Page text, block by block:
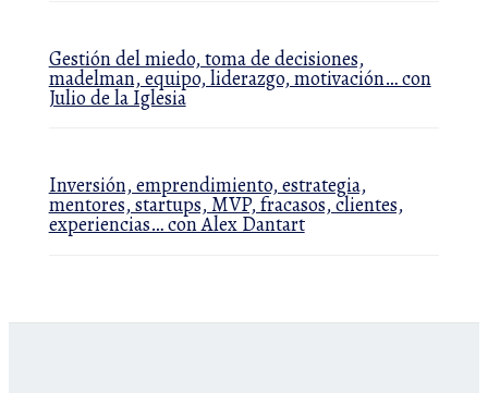
Gestión del miedo, toma de decisiones,
madelman, equipo, liderazgo, motivación… con
Julio de la Iglesia
Inversión, emprendimiento, estrategia,
mentores, startups, MVP, fracasos, clientes,
experiencias… con Alex Dantart